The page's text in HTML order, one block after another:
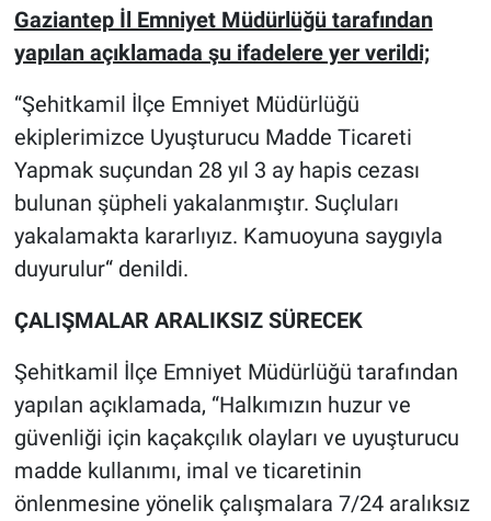
Gaziantep İl Emniyet Müdürlüğü tarafından
yapılan açıklamada şu ifadelere yer verildi;
“Şehitkamil İlçe Emniyet Müdürlüğü
ekiplerimizce Uyuşturucu Madde Ticareti
Yapmak suçundan 2️8️ yıl 3️ ay hapis cezası
bulunan şüpheli yakalanmıştır. Suçluları
yakalamakta kararlıyız. Kamuoyuna saygıyla
duyurulur“ denildi.
ÇALIŞMALAR ARALIKSIZ SÜRECEK
Şehitkamil İlçe Emniyet Müdürlüğü tarafından
yapılan açıklamada, “Halkımızın huzur ve
güvenliği için kaçakçılık olayları ve uyuşturucu
madde kullanımı, imal ve ticaretinin
önlenmesine yönelik çalışmalara 7/24 aralıksız